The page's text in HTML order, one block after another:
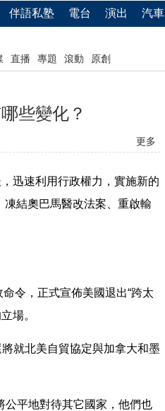
伴語私塾 電台 演出 汽車
直播 專題 滾動 原創
些變化？
更多
迅速利用行政權力，實施新的
凍結奧巴馬醫改法案、重啟輸
令，正式宣佈美國退出“跨太
場。
就北美自貿協定與加拿大和墨
平地對待其它國家，他們也